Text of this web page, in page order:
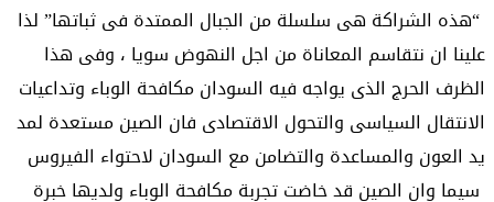
“هذه الشراكة هى سلسلة من الجبال الممتدة فى ثباتها” لذا
علينا ان نتقاسم المعاناة من اجل النهوض سويا ، وفى هذا
الظرف الحرج الذى يواجه فيه السودان مكافحة الوباء وتداعيات
الانتقال السياسى والتحول الاقتصادى فان الصين مستعدة لمد
يد العون والمساعدة والتضامن مع السودان لاحتواء الفيروس
سيما وان الصين قد خاضت تجربة مكافحة الوباء ولديها خبرة